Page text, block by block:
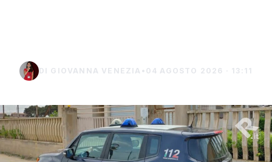
DI GIOVANNA VENEZIA • 04 AGOSTO 2026 · 13:11